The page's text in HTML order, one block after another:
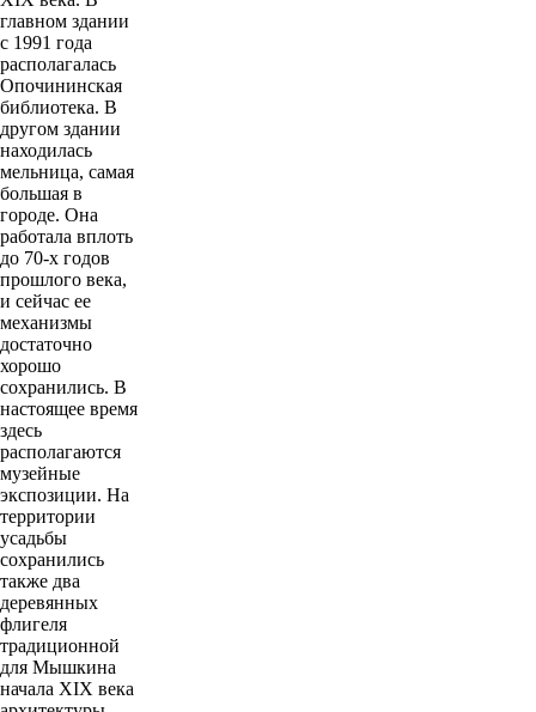
главном здании
с 1991 года
располагалась
Опочининская
библиотека. В
другом здании
находилась
мельница, самая
большая в
городе. Она
работала вплоть
до 70-х годов
прошлого века,
и сейчас ее
механизмы
достаточно
хорошо
сохранились. В
настоящее время
здесь
располагаются
музейные
экспозиции. На
территории
усадьбы
сохранились
также два
деревянных
флигеля
традиционной
для Мышкина
начала XIX века